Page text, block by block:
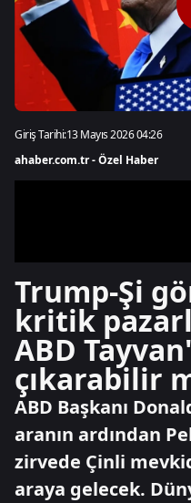
Giriş Tarihi:13 Mayıs 2026 04:26
ahaber.com.tr - Özel Haber
Trump-Şi
kritik
ABD
çıkarabilir
ABD Başkanı
aranın ardından
zirvede Çinli
araya gelecek.